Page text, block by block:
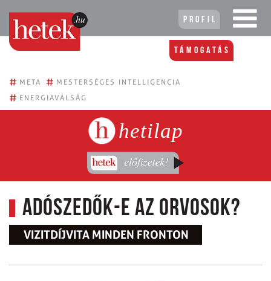
Profil
Támogatás
# META # MESTERSÉGES INTELLIGENCIA
# ENERGIAVÁLSÁG
hetilap
Adószedők-e az orvosok?
VIZITDÍJVITA MINDEN FRONTON